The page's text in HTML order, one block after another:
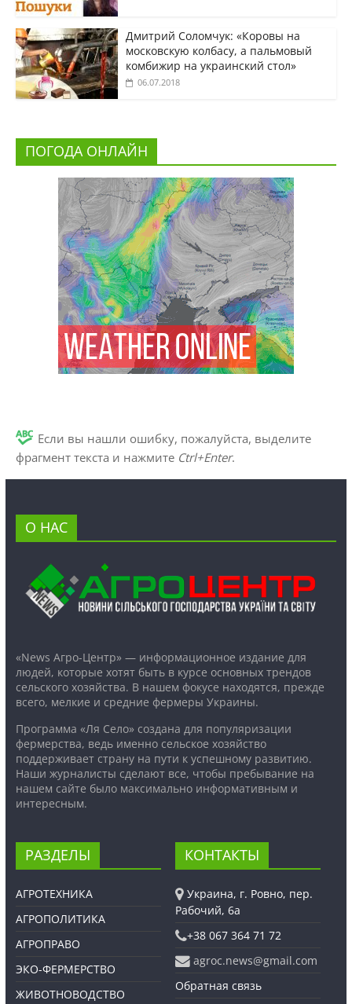
Дмитрий Соломчук: «Коровы на
московскую колбасу, а пальмовый
комбижир на украинский стол»
06.07.2018
ПОГОДА ОНЛАЙН
Если вы нашли ошибку, пожалуйста, выделите
фрагмент текста и нажмите Ctrl+Enter.
О НАС
«News Агро-Центр» — информационное издание для
людей, которые хотят быть в курсе основных трендов
сельского хозяйства. В нашем фокусе находятся, прежде
всего, мелкие и средние фермеры Украины.
Программа «Ля Село» создана для популяризации
фермерства, ведь именно сельское хозяйство
поддерживает страну на пути к успешному развитию.
Наши журналисты сделают все, чтобы пребывание на
нашем сайте было максимально информативным и
интересным.
РАЗДЕЛЫ
АГРОТЕХНИКА
АГРОПОЛИТИКА
АГРОПРАВО
ЭКО-ФЕРМЕРСТВО
ЖИВОТНОВОДСТВО
КОНТАКТЫ
Украина, г. Ровно, пер.
Рабочий, 6а
+38 067 364 71 72
agroc.news@gmail.com
Обратная связь